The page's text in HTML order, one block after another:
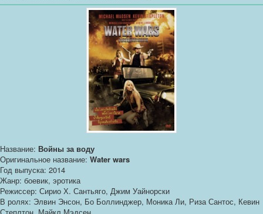
Название: Войны за воду
Оригинальное название: Water wars
Год выпуска: 2014
Жанр: боевик, эротика
Режиссер: Сирио Х. Сантьяго, Джим Уайнорски
В ролях: Элвин Энсон, Бо Боллинджер, Моника Ли, Риза Сантос, Кевин